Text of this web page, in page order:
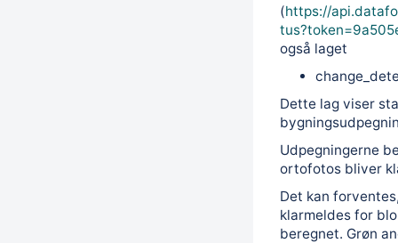
(https://
også laget
Dette lag viser
Udpegningerne
ortofotos bliver
Det kan
klarmeldes for
beregnet. Grøn